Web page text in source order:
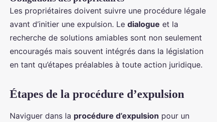
Les propriétaires doivent suivre une procédure légale
avant d’initier une expulsion. Le dialogue et la
recherche de solutions amiables sont non seulement
encouragés mais souvent intégrés dans la législation
en tant qu’étapes préalables à toute action juridique.
Étapes de la procédure d’expulsion
Naviguer dans la procédure d’expulsion pour un